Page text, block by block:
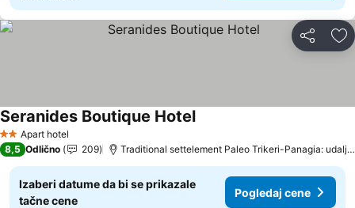
Deli
2 Zvezdice
Apart hotel
Seranides Boutique Hotel
8,5 Odlično 209 Traditional settelement Paleo Trikeri-Panagia: udaljenost 17.5 km
Izaberi datume da bi se prikazale
tačne cene
Pogledaj cene